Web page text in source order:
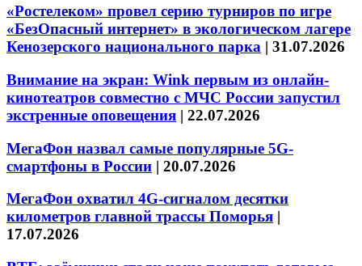
«Ростелеком» провел серию турниров по игре
«БезОпасный интернет» в экологическом лагере
Кенозерского национального парка | 31.07.2026
Внимание на экран: Wink первым из онлайн-
кинотеатров совместно с МЧС России запустил
экстренные оповещения | 22.07.2026
МегаФон назвал самые популярные 5G-
смартфоны в России | 20.07.2026
МегаФон охватил 4G-сигналом десятки
километров главной трассы Поморья |
17.07.2026